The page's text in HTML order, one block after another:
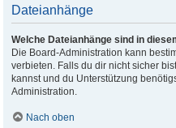
Dateianhänge
Welche Dateianhänge sind in
Die Board-Administration kann
verbieten. Falls du dir nicht sicher
kannst und du Unterstützung
Administration.
Nach oben